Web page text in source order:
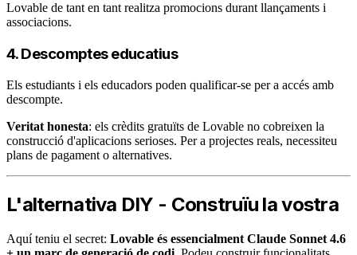
Lovable de tant en tant realitza promocions durant llançaments i
associacions.
4. Descomptes educatius
Els estudiants i els educadors poden qualificar-se per a accés amb
descompte.
Veritat honesta: els crèdits gratuïts de Lovable no cobreixen la
construcció d'aplicacions serioses. Per a projectes reals, necessiteu
plans de pagament o alternatives.
L'alternativa DIY - Construïu la vostra
Aquí teniu el secret: Lovable és essencialment Claude Sonnet 4.6